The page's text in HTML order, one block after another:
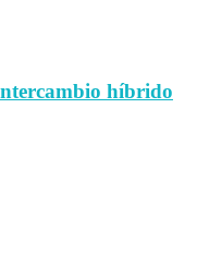
híbrido